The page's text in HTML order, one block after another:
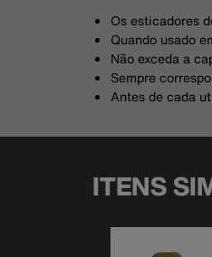
Os esticadores
Quando usado
Não exceda a
Sempre
Antes de cada
ITENS